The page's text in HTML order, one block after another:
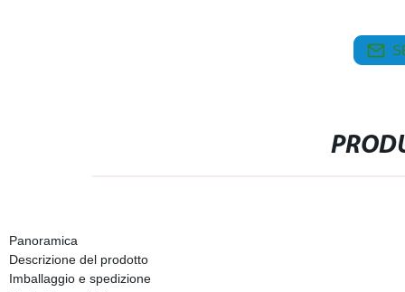
Panoramica
Descrizione del prodotto
Imballaggio e spedizione